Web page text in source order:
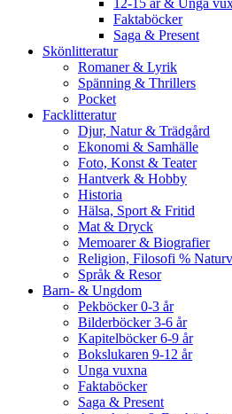
12-15 år & Unga
Faktaböcker
Saga & Present
Skönlitteratur
Romaner & Lyrik
Spänning & Thrillers
Pocket
Facklitteratur
Djur, Natur & Trädgård
Ekonomi & Samhälle
Foto, Konst & Teater
Hantverk & Hobby
Historia
Hälsa, Sport & Fritid
Mat & Dryck
Memoarer & Biografier
Religion, Filosofi %
Språk & Resor
Barn- & Ungdom
Pekböcker 0-3 år
Bilderböcker 3-6 år
Kapitelböcker 6-9 år
Bokslukaren 9-12 år
Unga vuxna
Faktaböcker
Saga & Present